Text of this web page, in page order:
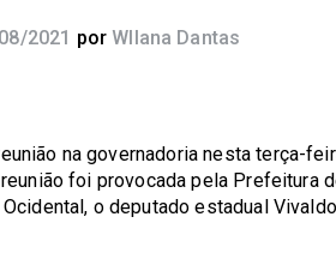
2021 por Wllana Dantas
na governadoria nesta terça-
foi provocada pela Prefeitura
o deputado estadual